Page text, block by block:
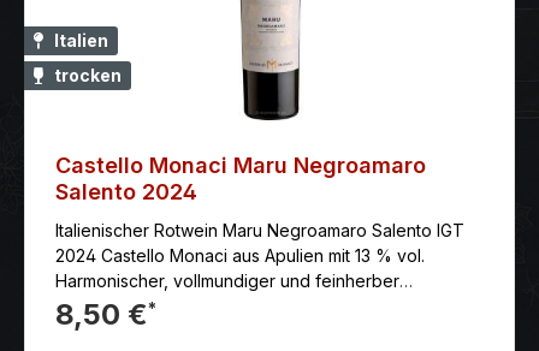
Italien
trocken
Castello Monaci Maru Negroamaro
Salento 2024
Italienischer Rotwein Maru Negroamaro Salento IGT
2024 Castello Monaci aus Apulien mit 13 % vol.
Harmonischer, vollmundiger und feinherber
Negroamaro mit angenehmer, runder Geschmack und
ausgezeichneter Struktur.
8,50 €*